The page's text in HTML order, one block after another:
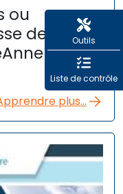
ou
des
plus...
Outils
Liste de contrôle